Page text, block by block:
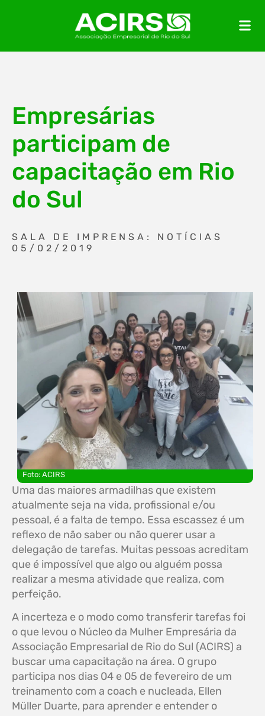
Empresárias
participam de
capacitação em Rio
do Sul
SALA DE IMPRENSA: NOTÍCIAS
05/02/2019
Foto: ACIRS
Uma das maiores armadilhas que existem
atualmente seja na vida, profissional e/ou
pessoal, é a falta de tempo. Essa escassez é um
reflexo de não saber ou não querer usar a
delegação de tarefas. Muitas pessoas acreditam
que é impossível que algo ou alguém possa
realizar a mesma atividade que realiza, com
perfeição.
A incerteza e o modo como transferir tarefas foi
o que levou o Núcleo da Mulher Empresária da
Associação Empresarial de Rio do Sul (ACIRS) a
buscar uma capacitação na área. O grupo
participa nos dias 04 e 05 de fevereiro de um
treinamento com a coach e nucleada, Ellen
Müller Duarte, para aprender e entender o